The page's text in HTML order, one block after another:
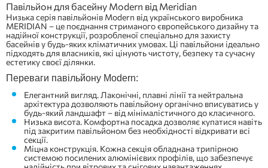
Павільйон для басейну Modern від Meridian
Низька серія павільйонів Modern від українського виробника
MERIDIAN – це поєднання стриманого європейського дизайну та
надійної конструкції, розробленої спеціально для захисту
басейнів у будь-яких кліматичних умовах. Ці павільйони ідеально
підходять для власників, які цінують чистоту, безпеку та сучасну
естетику своєї ділянки.
Переваги павільйону Modern:
Елегантний вигляд. Лаконічні, плавні лінії та нейтральна
архітектура дозволяють павільйону органічно вписуватись у
будь-який ландшафт – від мінімалістичного до класичного.
Низька висота. Комфортна посадка дозволяє купатися навіть
під закритим павільйоном без необхідності відкривати всі
секції.
Міцна конструкція. Кожна секція обладнана трипірною
системою посилених алюмінієвих профілів, що забезпечує